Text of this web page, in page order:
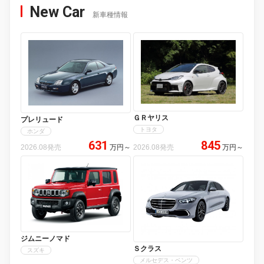
New Car 新車種情報
プレリュード
ホンダ
2026.08発売 631 万円 ～
ＧＲヤリス
トヨタ
2026.08発売 845 万円 ～
ジムニーノマド
スズキ Ｓクラス
メルセデス・ベンツ